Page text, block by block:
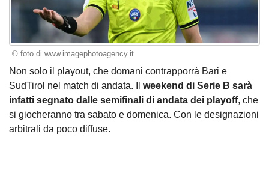
© foto di www.imagephotoagency.it
Non solo il playout, che domani contrapporrà Bari e
SudTirol nel match di andata. Il weekend di Serie B sarà
infatti segnato dalle semifinali di andata dei playoff, che
si giocheranno tra sabato e domenica. Con le designazioni
arbitrali da poco diffuse.